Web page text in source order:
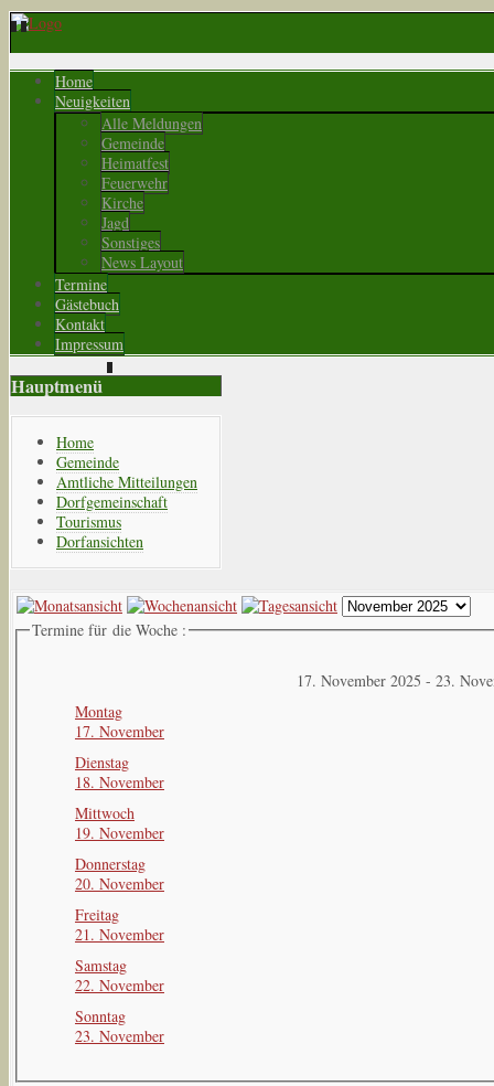
Home
Neuigkeiten
Alle Meldungen
Gemeinde
Heimatfest
Feuerwehr
Kirche
Jagd
Sonstiges
News Layout
Termine
Gästebuch
Kontakt
Impressum
Hauptmenü
Home
Gemeinde
Amtliche Mitteilungen
Dorfgemeinschaft
Tourismus
Dorfansichten
Termine für die Woche :
17. November 2025 - 23.
Montag
17. November
Dienstag
18. November
Mittwoch
19. November
Donnerstag
20. November
Freitag
21. November
Samstag
22. November
Sonntag
23. November